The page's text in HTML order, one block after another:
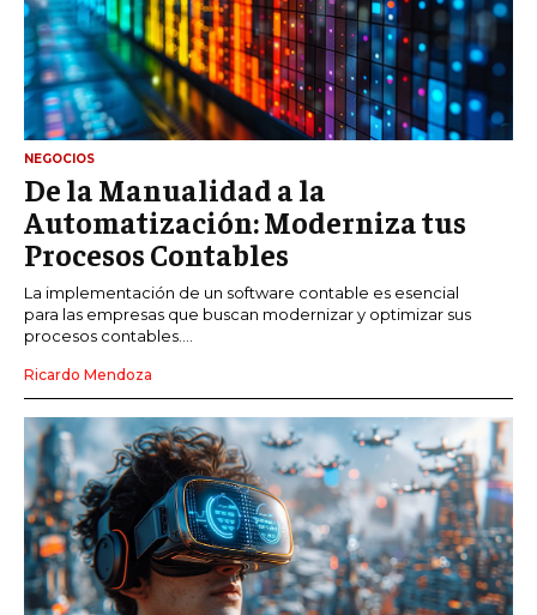
NEGOCIOS
De la Manualidad a la
Automatización: Moderniza tus
Procesos Contables
La implementación de un software contable es esencial
para las empresas que buscan modernizar y optimizar sus
procesos contables....
Ricardo Mendoza